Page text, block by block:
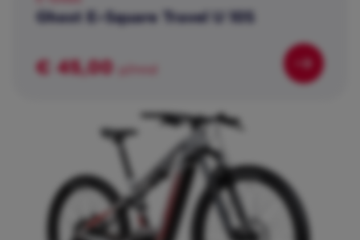
Ghost E-Square Travel U 10S
€ 45,00